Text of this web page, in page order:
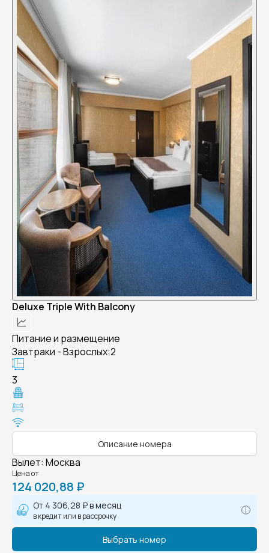
Deluxe Triple With Balcony
Питание и размещение
Завтраки - Взрослых:2
3
Описание номера
Вылет: Москва
Цена от
124 020,88 ₽
От 4 306,28 ₽в месяц
в кредит или в рассрочку
Выбрать номер